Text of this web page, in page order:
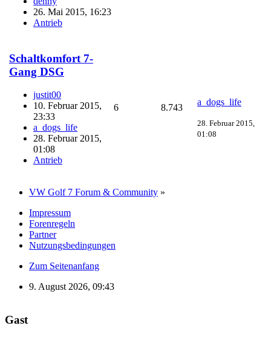
26. Mai 2015, 16:23
Antrieb
Schaltkomfort 7-
Gang DSG
justit00
10. Februar 2015,
23:33
a_dogs_life
28. Februar 2015,
01:08
Antrieb
6 8.743
a_dogs_life
28. Februar 2015,
01:08
VW Golf 7 Forum & Community »
Impressum
Forenregeln
Partner
Nutzungsbedingungen
Zum Seitenanfang
9. August 2026, 09:43
Gast